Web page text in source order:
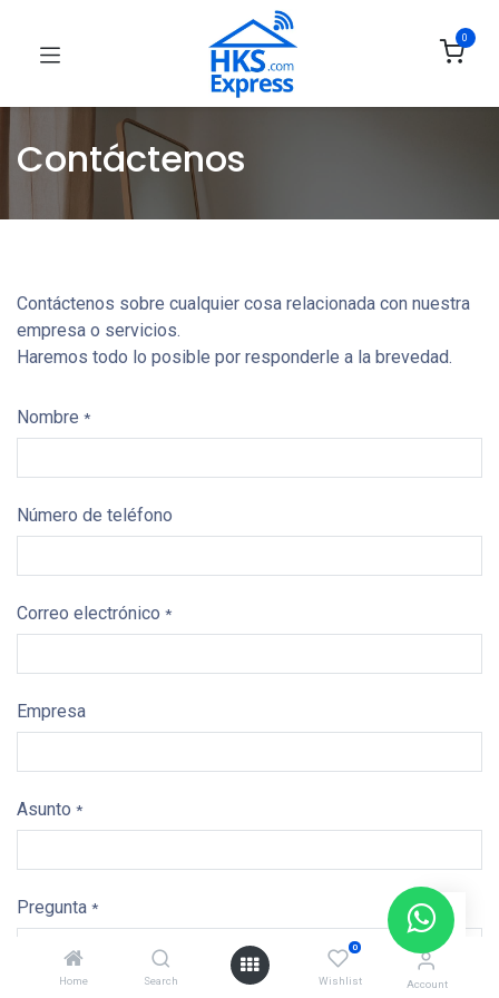
Home Search
0
Wishlist Account
0
Contáctenos
Contáctenos sobre cualquier cosa relacionada con nuestra
empresa o servicios.
Haremos todo lo posible por responderle a la brevedad.
Nombre *
Número de teléfono
Correo electrónico *
Empresa
Asunto *
Pregunta *